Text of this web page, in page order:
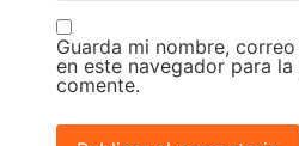
Guarda mi nombre,
en este navegador para
comente.